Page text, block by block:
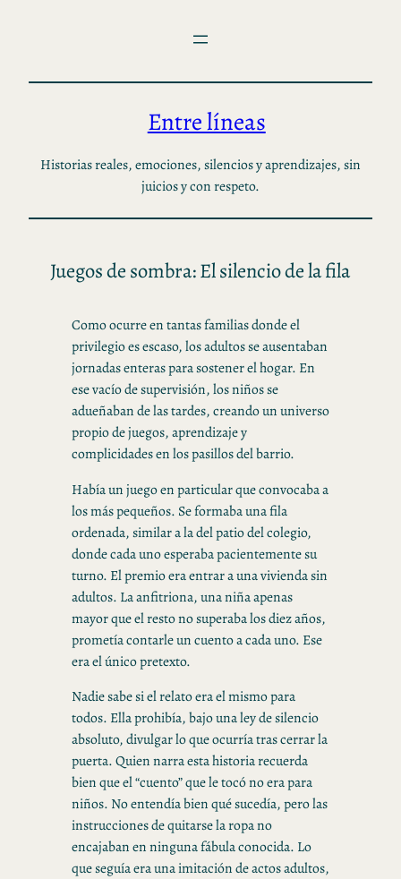
Entre líneas
Historias reales, emociones, silencios y aprendizajes, sin
juicios y con respeto.
Juegos de sombra: El silencio de la fila
Como ocurre en tantas familias donde el
privilegio es escaso, los adultos se ausentaban
jornadas enteras para sostener el hogar. En
ese vacío de supervisión, los niños se
adueñaban de las tardes, creando un universo
propio de juegos, aprendizaje y
complicidades en los pasillos del barrio.
Había un juego en particular que convocaba a
los más pequeños. Se formaba una fila
ordenada, similar a la del patio del colegio,
donde cada uno esperaba pacientemente su
turno. El premio era entrar a una vivienda sin
adultos. La anfitriona, una niña apenas
mayor que el resto no superaba los diez años,
prometía contarle un cuento a cada uno. Ese
era el único pretexto.
Nadie sabe si el relato era el mismo para
todos. Ella prohibía, bajo una ley de silencio
absoluto, divulgar lo que ocurría tras cerrar la
puerta. Quien narra esta historia recuerda
bien que el “cuento” que le tocó no era para
niños. No entendía bien qué sucedía, pero las
instrucciones de quitarse la ropa no
encajaban en ninguna fábula conocida. Lo
que seguía era una imitación de actos adultos,